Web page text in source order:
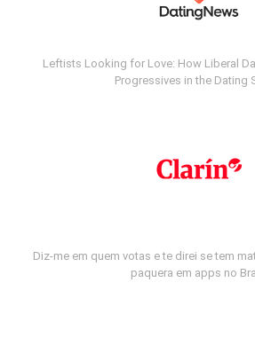
Leftists Looking for Love: How Liberal
Progressives in the Dating
Diz-me em quem votas e te direi se tem
paquera em apps no